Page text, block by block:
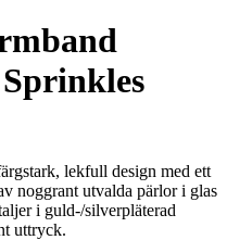
lekfull design med ett
noggrant utvalda pärlor i glas
i guld-/silverpläterad
uttryck.